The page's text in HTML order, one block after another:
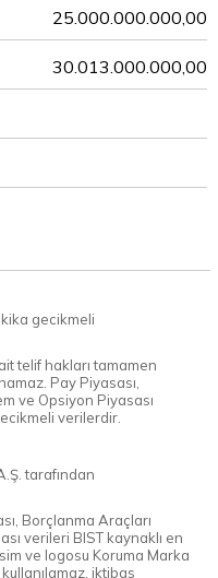
25.000.000.000,00
30.013.000.000,00
gecikmeli
telif hakları tamamen
Pay Piyasası,
ve Opsiyon Piyasası
verilerdir.
tarafından
Borçlanma Araçları
verileri BIST kaynaklı en
ve logosu Koruma Marka
iktibas